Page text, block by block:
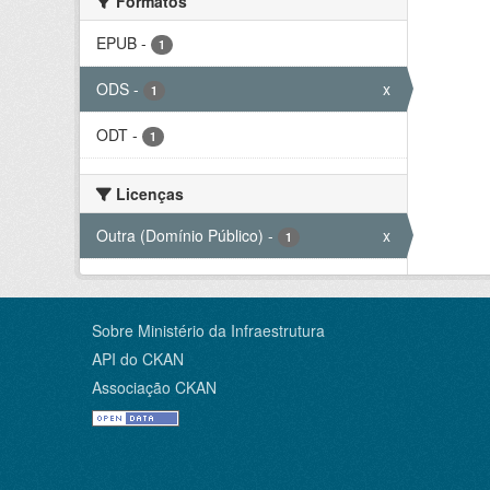
EPUB - 1
ODS - 1 x
ODT - 1
Licenças
Outra (Domínio Público) - 1 x
Sobre Ministério da Infraestrutura
API do CKAN
Associação CKAN